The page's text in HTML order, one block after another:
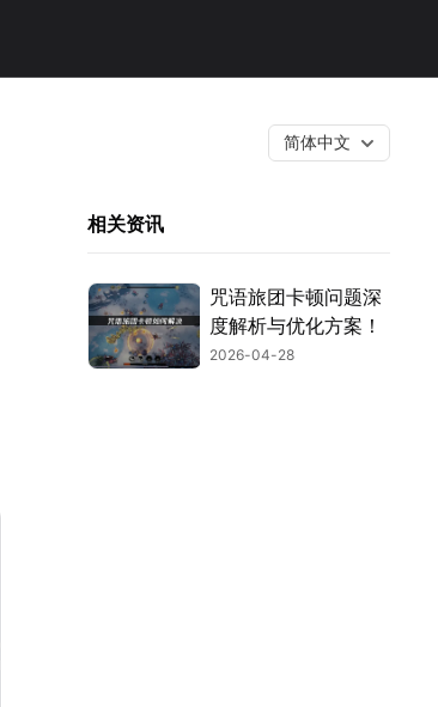
简体中文
相关资讯
咒语旅团卡顿问题深
度解析与优化方案！
2026-04-28